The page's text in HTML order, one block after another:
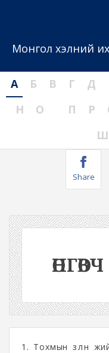
Монгол хэлний
А Б В Г Д
Н
О П Р
Ш
Share
ӨНГӨВЧ
1. Тохмын зөөлөн